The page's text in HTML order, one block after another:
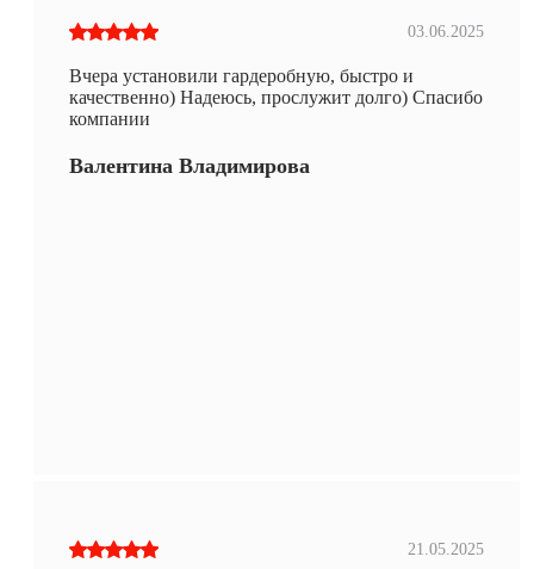
03.06.2025
Вчера установили гардеробную, быстро и
качественно) Надеюсь, прослужит долго) Спасибо
компании
Валентина Владимирова
21.05.2025